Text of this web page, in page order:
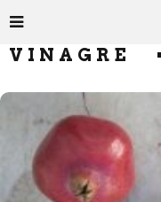
VINAGRE